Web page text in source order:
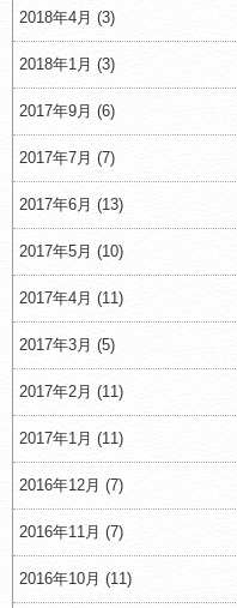
2018年4月 (3)
2018年1月 (3)
2017年9月 (6)
2017年7月 (7)
2017年6月 (13)
2017年5月 (10)
2017年4月 (11)
2017年3月 (5)
2017年2月 (11)
2017年1月 (11)
2016年12月 (7)
2016年11月 (7)
2016年10月 (11)